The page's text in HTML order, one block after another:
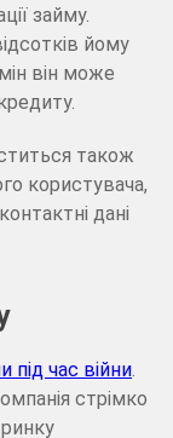
займу.
йому
він може
також
користувача,
дані
під час війни.
стрімко